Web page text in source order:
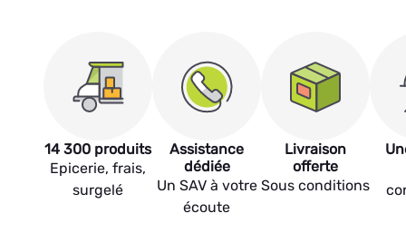
14 300 produits
Epicerie, frais,
surgelé
Assistance
dédiée
Un SAV à votre
écoute
Livraison
offerte
Sous conditions